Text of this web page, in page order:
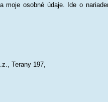
moje osobné údaje. Ide o
Terany 197,